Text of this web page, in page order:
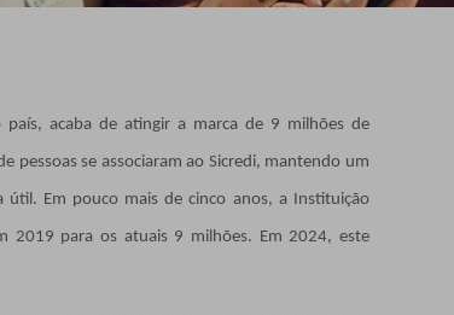
país, acaba de atingir a marca de 9 milhões de
pessoas se associaram ao Sicredi, mantendo um
útil. Em pouco mais de cinco anos, a Instituição
2019 para os atuais 9 milhões. Em 2024, este